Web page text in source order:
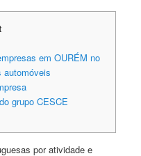
em OURÉM no
automóveis
grupo CESCE
por atividade e